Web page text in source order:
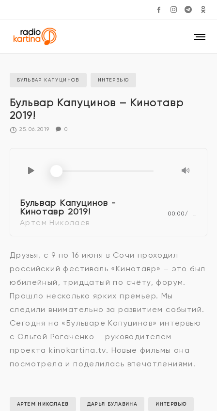
БУЛЬВАР КАПУЦИНОВ ИНТЕРВЬЮ
Бульвар Капуцинов – Кинотавр
2019!
25.06.2019 0
Бульвар Капуцинов -
Кинотавр 2019!
Артем Николаев
00:00 …
Друзья, с 9 по 16 июня в Сочи проходил
российский фестиваль «Кинотавр» – это был
юбилейный, тридцатый по счёту, форум.
Прошло несколько ярких премьер. Мы
следили внимательно за развитием событий.
Сегодня на «Бульваре Капуцинов» интервью
с Ольгой Рогаченко – руководителем
проекта kinokartina.tv. Новые фильмы она
посмотрела и поделилась впечатлениями.
АРТЕМ НИКОЛАЕВ ДАРЬЯ БУЛАВИНА ИНТЕРВЬЮ